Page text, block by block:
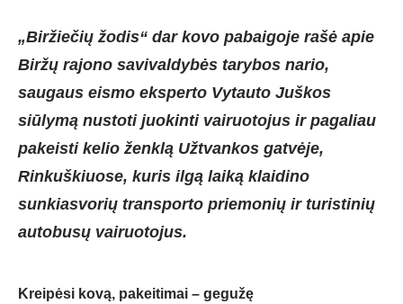
„Biržiečių žodis“ dar kovo pabaigoje rašė apie
Biržų rajono savivaldybės tarybos nario,
saugaus eismo eksperto Vytauto Juškos
siūlymą nustoti juokinti vairuotojus ir pagaliau
pakeisti kelio ženklą Užtvankos gatvėje,
Rinkuškiuose, kuris ilgą laiką klaidino
sunkiasvorių transporto priemonių ir turistinių
autobusų vairuotojus.
Kreipėsi kovą, pakeitimai – gegužę